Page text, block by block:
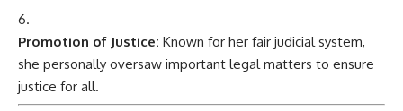
Promotion of Justice: Known for her fair judicial system,
she personally oversaw important legal matters to ensure
justice for all.